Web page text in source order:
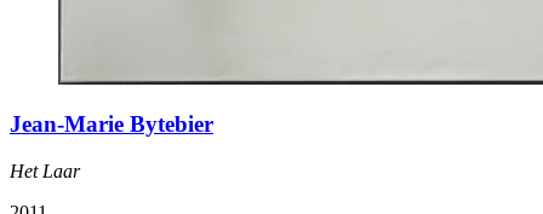
Jean-Marie Bytebier
Het Laar